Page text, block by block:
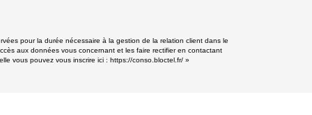
pour la durée nécessaire à la gestion de la relation client dans le
aux données vous concernant et les faire rectifier en contactant
vous pouvez vous inscrire ici : https://conso.bloctel.fr/ »